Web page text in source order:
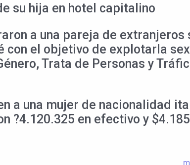
su hija en hotel capitalino
a una pareja de extranjeros
con el objetivo de explotarla
Trata de Personas y
a una mujer de nacionalidad
?4.120.325 en efectivo y